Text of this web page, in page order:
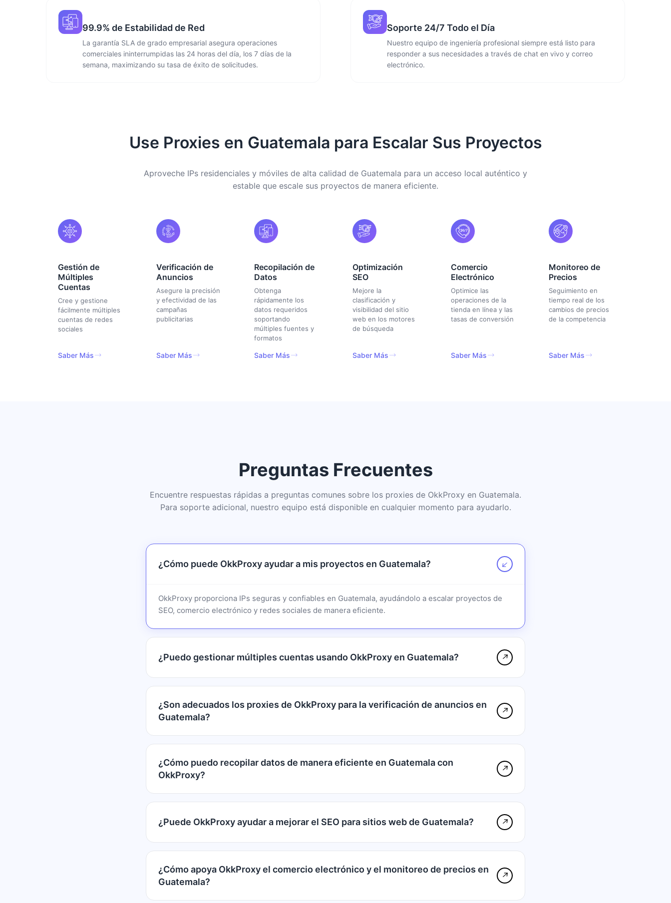
99.9% de Estabilidad de Red
La garantía SLA de grado empresarial asegura operaciones
comerciales ininterrumpidas las 24 horas del día, los 7 días de la
semana, maximizando su tasa de éxito de solicitudes.
Soporte 24/7 Todo el Día
Nuestro equipo de ingeniería profesional siempre está listo para
responder a sus necesidades a través de chat en vivo y correo
electrónico.
Use Proxies en Guatemala para Escalar Sus Proyectos
Aproveche IPs residenciales y móviles de alta calidad de Guatemala para un acceso local auténtico y
estable que escale sus proyectos de manera eficiente.
Gestión de
Múltiples
Cuentas
Cree y gestione
fácilmente múltiples
cuentas de redes
sociales
Saber Más
Verificación de
Anuncios
Asegure la precisión
y efectividad de las
campañas
publicitarias
Saber Más
Recopilación de
Datos
Obtenga
rápidamente los
datos requeridos
soportando
múltiples fuentes y
formatos
Saber Más
Optimización
SEO
Mejore la
clasificación y
visibilidad del sitio
web en los motores
de búsqueda
Saber Más
Comercio
Electrónico
Optimice las
operaciones de la
tienda en línea y las
tasas de conversión
Saber Más
Monitoreo de
Precios
Seguimiento en
tiempo real de los
cambios de precios
de la competencia
Saber Más
Preguntas Frecuentes
Encuentre respuestas rápidas a preguntas comunes sobre los proxies de OkkProxy en Guatemala.
Para soporte adicional, nuestro equipo está disponible en cualquier momento para ayudarlo.
¿Cómo puede OkkProxy ayudar a mis proyectos en Guatemala? ↗
OkkProxy proporciona IPs seguras y confiables en Guatemala, ayudándolo a escalar proyectos de
SEO, comercio electrónico y redes sociales de manera eficiente.
¿Puedo gestionar múltiples cuentas usando OkkProxy en Guatemala? ↗
¿Son adecuados los proxies de OkkProxy para la verificación de anuncios en
Guatemala?
↗
¿Cómo puedo recopilar datos de manera eficiente en Guatemala con
OkkProxy?
↗
¿Puede OkkProxy ayudar a mejorar el SEO para sitios web de Guatemala? ↗
¿Cómo apoya OkkProxy el comercio electrónico y el monitoreo de precios en
Guatemala?
↗